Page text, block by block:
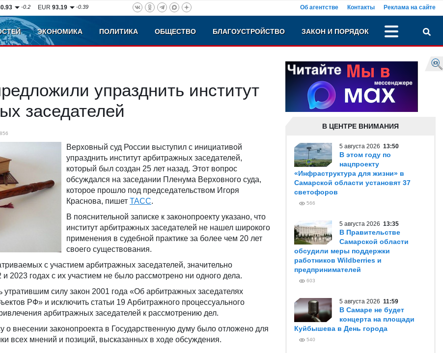
-0.2 EUR93.19 -0.39 Об агентстве Контакты Реклама на сайте
ЭКОНОМИКА ПОЛИТИКА ОБЩЕСТВО БЛАГОУСТРОЙСТВО ЗАКОН И ПОРЯДОК
упразднить институт
заседателей
Верховный суд России выступил с инициативой
упразднить институт арбитражных заседателей,
который был создан 25 лет назад. Этот вопрос
обсуждался на заседании Пленума Верховного суда,
которое прошло под председательством Игоря
Краснова, пишет ТАСС.
В пояснительной записке к законопроекту указано, что
институт арбитражных заседателей не нашел широкого
применения в судебной практике за более чем 20 лет
своего существования.
с участием арбитражных заседателей, значительно
и 2023 годах с их участием не было рассмотрено ни одного дела.
утратившим силу закон 2001 года «Об арбитражных заседателях
РФ» и исключить статьи 19 Арбитражного процессуального
арбитражных заседателей к рассмотрению дел.
о внесении законопроекта в Государственную думу было отложено для
всех мнений и позиций, высказанных в ходе обсуждения.
В ЦЕНТРЕ ВНИМАНИЯ
5 августа 2026 13:50
В этом году по
нацпроекту
«Инфраструктура для жизни» в
Самарской области установят 37
светофоров
566
5 августа 2026 13:35
В Правительстве
Самарской области
обсудили меры поддержки
работников Wildberries и
предпринимателей
603
5 августа 2026 11:59
В Самаре не будет
концерта на площади
Куйбышева в День города
540